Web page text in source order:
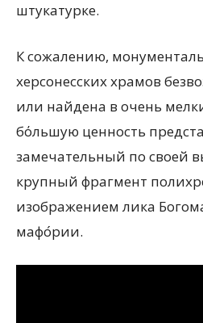
штукатурке.
К сожалению,
херсонесских храмов
или найдена в очень
бόльшую ценность
замечательный по своей
крупный фрагмент
изображением лика
мафо́рии.